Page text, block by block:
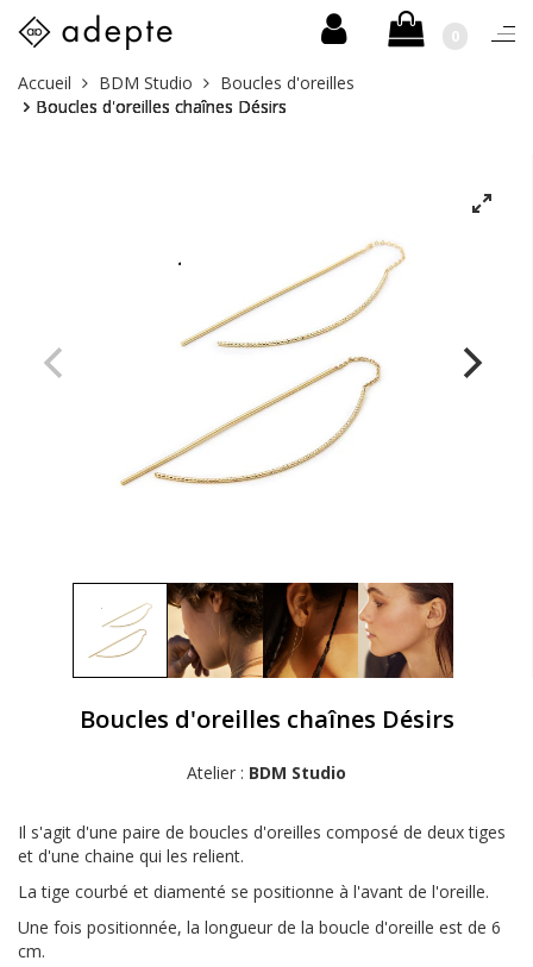
Skip
0
Vous
êtes
Accueil BDM Studio
Boucles d'oreilles
Boucles d'oreilles chaînes Désirs
Boucles d'oreilles chaînes Désirs
Atelier : BDM Studio
Il s'agit d'une paire de boucles d'oreilles composé de deux tiges
et d'une chaine qui les relient.
La tige courbé et diamenté se positionne à l'avant de l'oreille.
Une fois positionnée, la longueur de la boucle d'oreille est de 6
cm.